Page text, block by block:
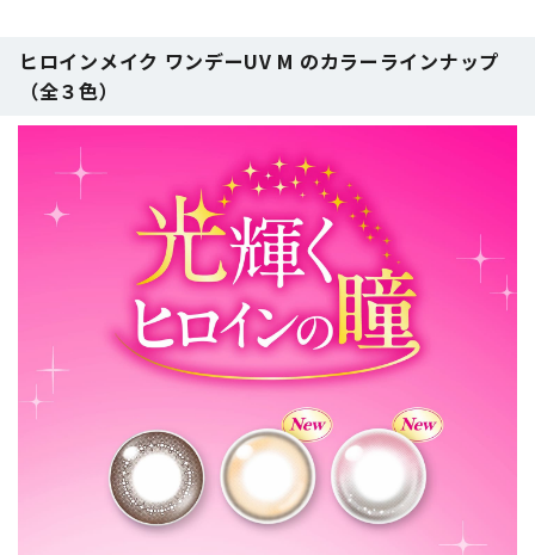
ヒロインメイク ワンデーUV M のカラーラインナップ
（全３色）